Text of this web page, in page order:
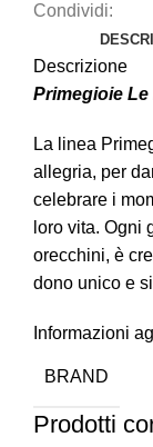
Condividi:
Descrizione
Primegioie Le
La linea
allegria, per
celebrare i
loro vita. Ogni
orecchini, è
dono unico e
Informazioni
BRAND
Prodotti